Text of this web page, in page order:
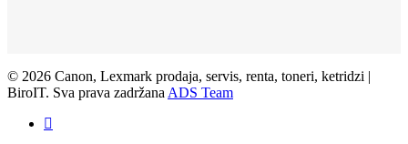
© 2026 Canon, Lexmark prodaja, servis, renta, toneri, ketridzi |
BiroIT. Sva prava zadržana ADS Team
facebook